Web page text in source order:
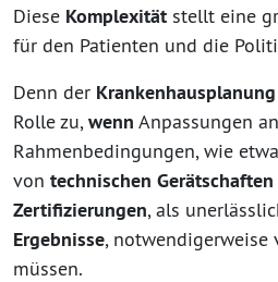
Diese Komplexität stellt eine
für den Patienten und die
Denn der Krankenhausplanung
Rolle zu, wenn Anpassungen
Rahmenbedingungen, wie
von technischen Gerätschaften
Zertifizierungen, als
Ergebnisse, notwendigerweise
müssen.